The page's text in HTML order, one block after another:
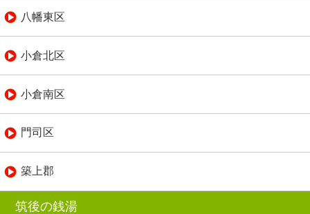
八幡東区
小倉北区
小倉南区
門司区
築上郡
筑後の銭湯